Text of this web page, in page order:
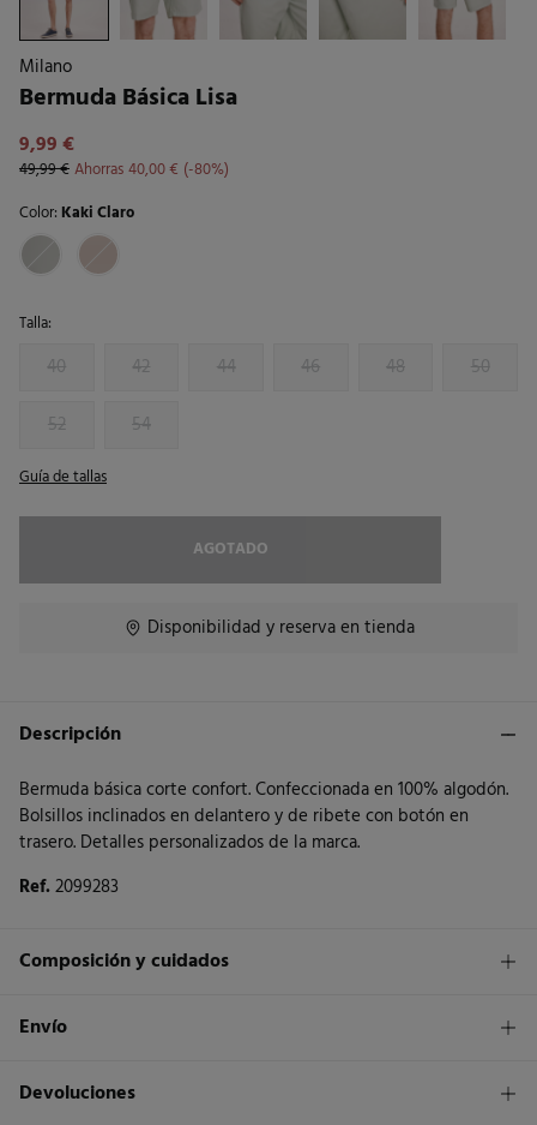
Milano
Bermuda Básica Lisa
9,99 €
49,99 €Ahorras40,00 €
80
Color: Kaki Claro
Talla:
40 42 44 46 48
50
52
54
Guía de tallas
AGOTADO
Disponibilidad y reserva en tienda
Descripción
Bermuda básica corte confort. Confeccionada en 100% algodón.
Bolsillos inclinados en delantero y de ribete con botón en
trasero. Detalles personalizados de la marca.
Ref.2099283
Composición y cuidados
Composición
Cuidados
Envío
Envío a tienda
1,95€
Devoluciones